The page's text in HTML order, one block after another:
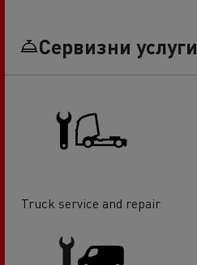
Сервизни услуги
Truck service and repair